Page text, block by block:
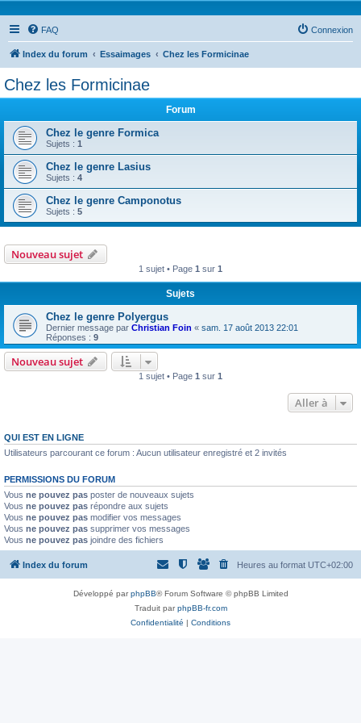
FAQ Connexion
Index du forum Essaimages Chez les Formicinae
Chez les Formicinae
Forum
Chez le genre Formica
Sujets : 1
Chez le genre Lasius
Sujets : 4
Chez le genre Camponotus
Sujets : 5
Nouveau sujet
1 sujet • Page 1 sur 1
Sujets
Chez le genre Polyergus
Dernier message par Christian Foin « sam. 17 août 2013 22:01
Réponses : 9
Nouveau sujet
1 sujet • Page 1 sur 1
Aller à
QUI EST EN LIGNE
Utilisateurs parcourant ce forum : Aucun utilisateur enregistré et 2 invités
PERMISSIONS DU FORUM
Vous ne pouvez pas poster de nouveaux sujets
Vous ne pouvez pas répondre aux sujets
Vous ne pouvez pas modifier vos messages
Vous ne pouvez pas supprimer vos messages
Vous ne pouvez pas joindre des fichiers
Index du forum Heures au format UTC+02:00
Développé parphpBB® Forum Software © phpBB Limited
Traduit parphpBB-fr.com
Confidentialité | Conditions